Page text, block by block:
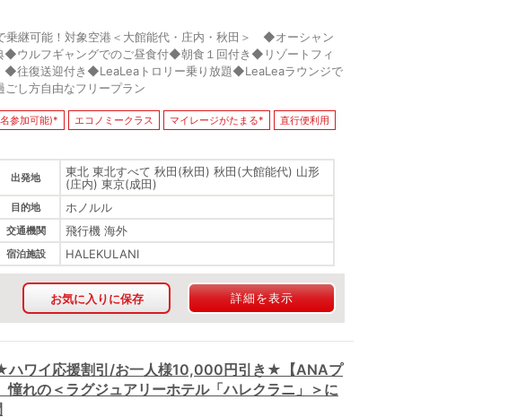
乗継可能！対象空港＜大館能代・庄内・秋田＞ ◆オーシャン
◆ウルフギャングでのご昼食付◆朝食１回付き◆リゾートフィ
◆往復送迎付き◆LeaLeaトロリー乗り放題◆LeaLeaラウンジで
し方自由なフリープラン
参加可能)* エコノミークラス マイレージがたまる*
直行便利用
出発地
東北 東北すべて 秋田(秋田) 秋田(大館能代) 山形
(庄内) 東京(成田)
目的地 ホノルル
交通機関 飛行機 海外
宿泊施設 HALEKULANI
お気に入りに保存 詳細を表示
★ハワイ応援割引/お一人様10,000円引き★【ANAプ
憧れの＜ラグジュアリーホテル「ハレクラニ」＞に